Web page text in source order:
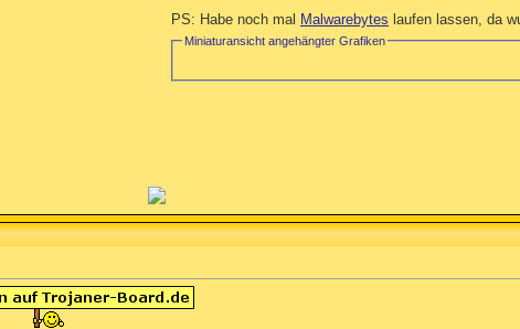
PS: Habe noch mal Malwarebytes laufen lassen, da
Miniaturansicht angehängter Grafiken